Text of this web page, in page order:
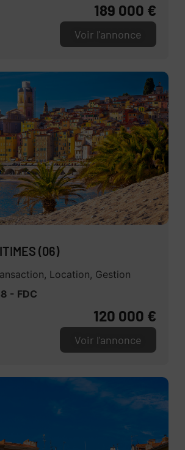
189 000 €
Voir l'annonce
(06)
Location, Gestion
- FDC
120 000 €
Voir l'annonce